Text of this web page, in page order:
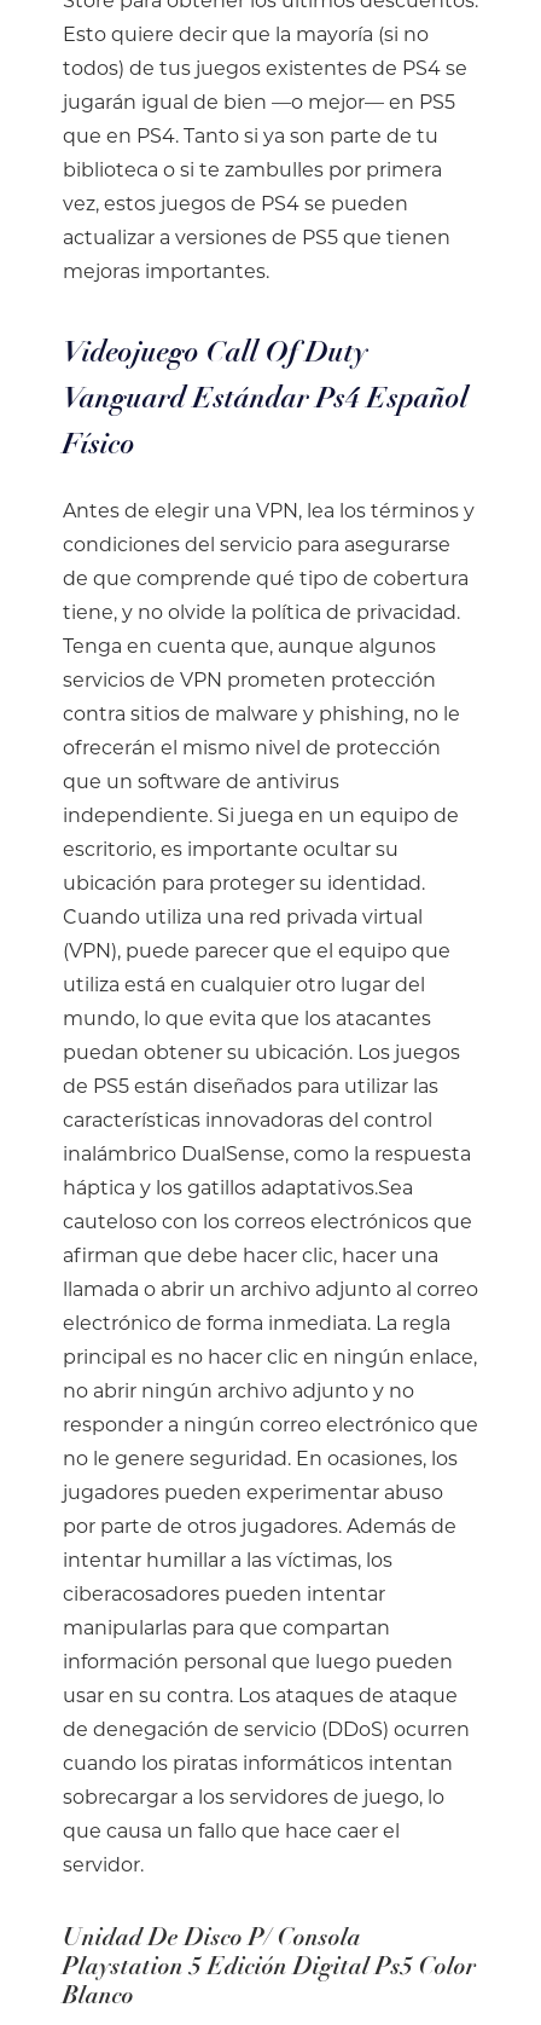
Esto quiere decir que la mayoría (si no
todos) de tus juegos existentes de PS4 se
jugarán igual de bien —o mejor— en PS5
que en PS4. Tanto si ya son parte de tu
biblioteca o si te zambulles por primera
vez, estos juegos de PS4 se pueden
actualizar a versiones de PS5 que tienen
mejoras importantes.
Videojuego Call Of Duty
Vanguard Estándar Ps4 Español
Físico
Antes de elegir una VPN, lea los términos y
condiciones del servicio para asegurarse
de que comprende qué tipo de cobertura
tiene, y no olvide la política de privacidad.
Tenga en cuenta que, aunque algunos
servicios de VPN prometen protección
contra sitios de malware y phishing, no le
ofrecerán el mismo nivel de protección
que un software de antivirus
independiente. Si juega en un equipo de
escritorio, es importante ocultar su
ubicación para proteger su identidad.
Cuando utiliza una red privada virtual
(VPN), puede parecer que el equipo que
utiliza está en cualquier otro lugar del
mundo, lo que evita que los atacantes
puedan obtener su ubicación. Los juegos
de PS5 están diseñados para utilizar las
características innovadoras del control
inalámbrico DualSense, como la respuesta
háptica y los gatillos adaptativos.Sea
cauteloso con los correos electrónicos que
afirman que debe hacer clic, hacer una
llamada o abrir un archivo adjunto al correo
electrónico de forma inmediata. La regla
principal es no hacer clic en ningún enlace,
no abrir ningún archivo adjunto y no
responder a ningún correo electrónico que
no le genere seguridad. En ocasiones, los
jugadores pueden experimentar abuso
por parte de otros jugadores. Además de
intentar humillar a las víctimas, los
ciberacosadores pueden intentar
manipularlas para que compartan
información personal que luego pueden
usar en su contra. Los ataques de ataque
de denegación de servicio (DDoS) ocurren
cuando los piratas informáticos intentan
sobrecargar a los servidores de juego, lo
que causa un fallo que hace caer el
servidor.
Unidad De Disco P/ Consola
Playstation 5 Edición Digital Ps5 Color
Blanco